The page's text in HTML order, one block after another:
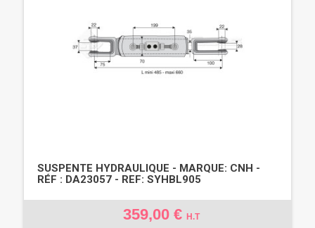
SUSPENTE HYDRAULIQUE - MARQUE: CNH -
RÉF : DA23057 - REF: SYHBL905
359,00 € H.T